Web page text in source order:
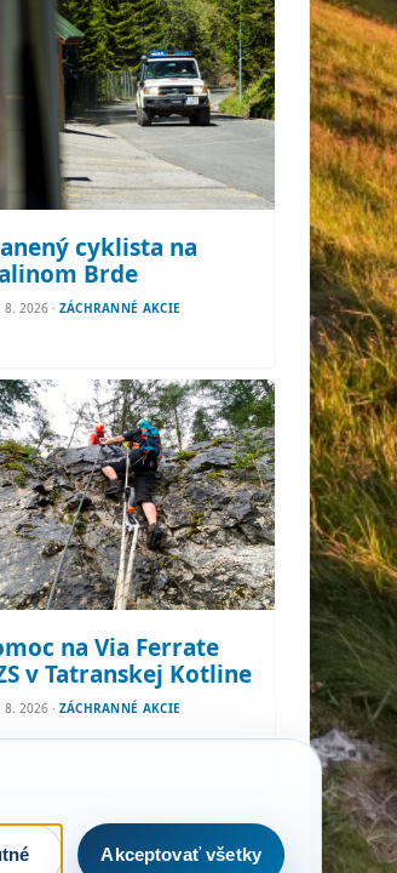
cyklista na
Brde
2026 · ZÁCHRANNÉ AKCIE
na Via Ferrate
v Tatranskej Kotline
2026 · ZÁCHRANNÉ AKCIE
Akceptovať všetky